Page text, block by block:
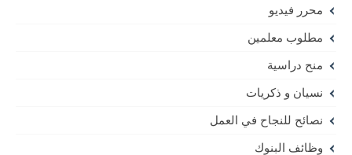
محرر فيديو
مطلوب معلمين
منح دراسية
نسيان و ذكريات
نصائح للنجاح في العمل
وظائف البنوك